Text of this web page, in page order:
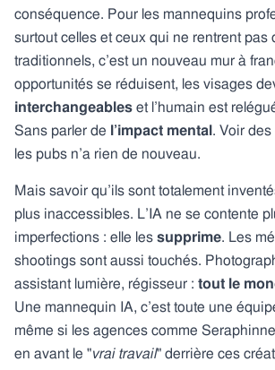
conséquence. Pour les mannequins
surtout celles et ceux qui ne rentrent pas
traditionnels, c’est un nouveau mur à
opportunités se réduisent, les visages
interchangeables et l’humain est
Sans parler de
l’impact mental . Voir
les pubs n’a rien de nouveau.
Mais savoir qu’ils sont totalement
plus inaccessibles. L’IA ne se contente
imperfections : elle les supprime. Les
shootings sont aussi touchés.
assistant lumière, régisseur : tout le
Une mannequin IA, c’est toute une
même si les agences comme
en avant le "vrai travail" derrière ces